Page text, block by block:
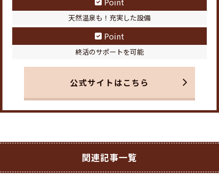
天然温泉も！充実した設備
Point
終活のサポートを可能
公式サイトはこちら
関連記事一覧